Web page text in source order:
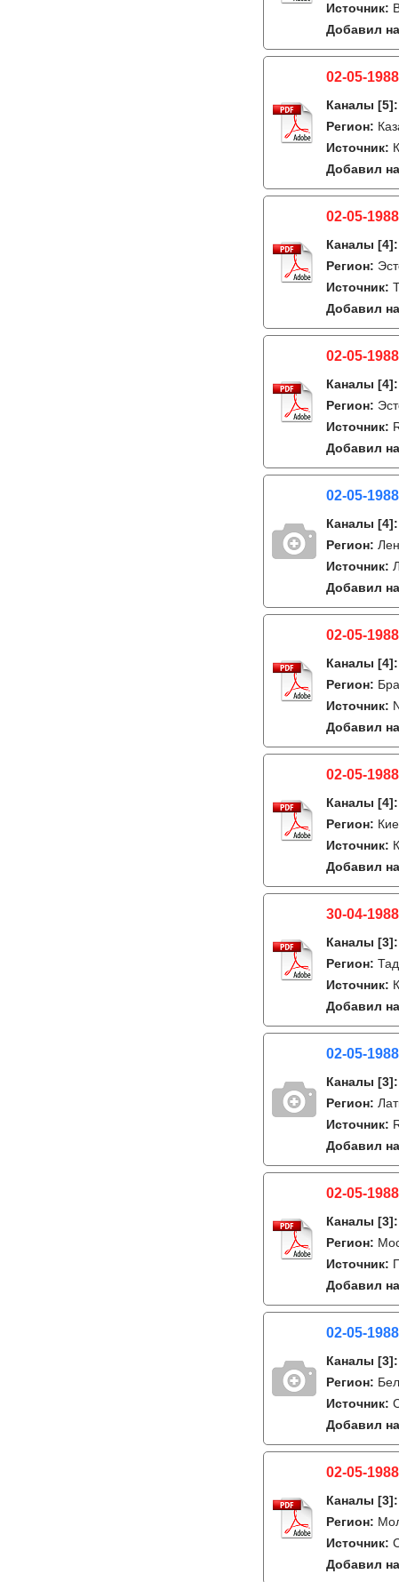
Источник:
Добавил
02-05-
Каналы [5]:
Регион:
Источник:
Добавил
02-05-
Каналы [4]:
Регион:
Источник:
Добавил
02-05-
Каналы [4]:
Регион:
Источник:
Добавил
02-05-
Каналы [4]:
Регион:
Источник:
Добавил
02-05-
Каналы [4]:
Регион:
Источник:
Добавил
02-05-
Каналы [4]:
Регион:
Источник:
Добавил
30-04-
Каналы [3]:
Регион:
Источник:
Добавил
02-05-1988
Каналы [3]:
Регион:
Источник:
Добавил
02-05-
Каналы [3]:
Регион:
Источник:
Добавил
02-05-
Каналы [3]:
Регион:
Источник:
Добавил
02-05-
Каналы [3]:
Регион:
Источник:
Добавил